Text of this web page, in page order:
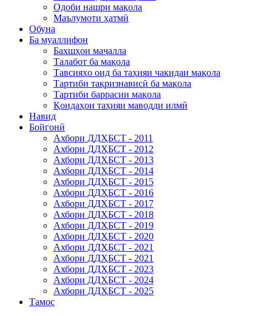
Одоби нашри мақола
Маълумоти ҳатмӣ
Обуна
Ба муаллифон
Бахшҳои маҷалла
Талабот ба мақола
Тавсияҳо оид ба таҳияи чакидаи мақола
Тартиби тақризнависӣ ба мақола
Тартиби баррасии мақола
Қоидаҳои таҳияи маводди илмӣ
Навид
Бойгонӣ
Ахбори ДДҲБСТ - 2011
Ахбори ДДҲБСТ - 2012
Ахбори ДДҲБСТ - 2013
Ахбори ДДҲБСТ - 2014
Ахбори ДДҲБСТ - 2015
Ахбори ДДҲБСТ - 2016
Ахбори ДДҲБСТ - 2017
Ахбори ДДҲБСТ - 2018
Ахбори ДДҲБСТ - 2019
Ахбори ДДҲБСТ - 2020
Ахбори ДДҲБСТ - 2021
Ахбори ДДҲБСТ - 2021
Ахбори ДДҲБСТ - 2023
Ахбори ДДҲБСТ - 2024
Ахбори ДДҲБСТ - 2025
Тамос